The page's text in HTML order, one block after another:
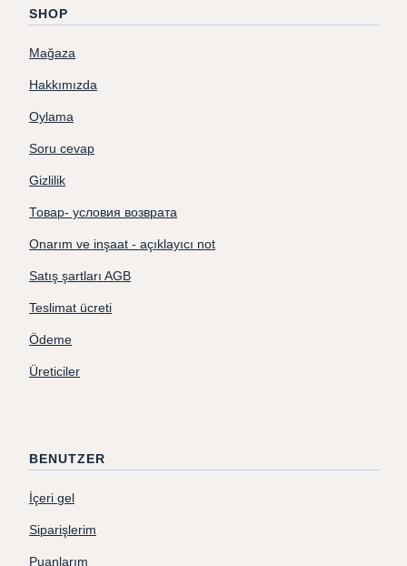
SHOP
Mağaza
Hakkımızda
Oylama
Soru cevap
Gizlilik
Товар- условия возврата
Onarım ve inşaat - açıklayıcı not
Satış şartları AGB
Teslimat ücreti
Ödeme
Üreticiler
BENUTZER
İçeri gel
Siparişlerim
Puanlarım